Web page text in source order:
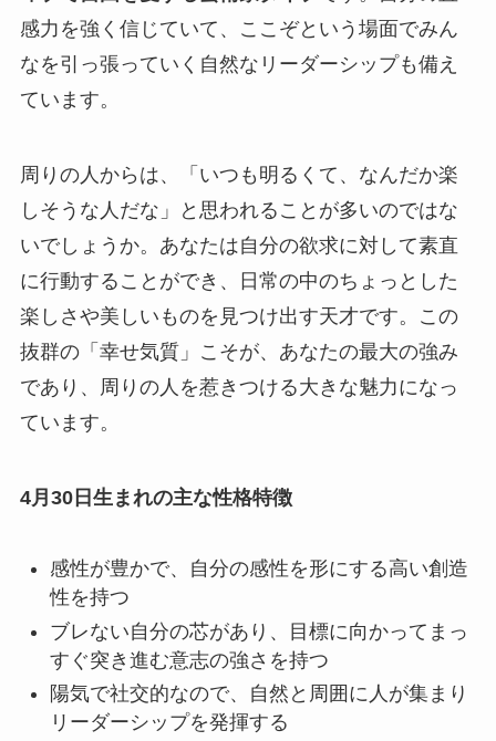
感力を強く信じていて、ここぞという場面でみん
なを引っ張っていく自然なリーダーシップも備え
ています。
周りの人からは、「いつも明るくて、なんだか楽
しそうな人だな」と思われることが多いのではな
いでしょうか。あなたは自分の欲求に対して素直
に行動することができ、日常の中のちょっとした
楽しさや美しいものを見つけ出す天才です。この
抜群の「幸せ気質」こそが、あなたの最大の強み
であり、周りの人を惹きつける大きな魅力になっ
ています。
4月30日生まれの主な性格特徴
感性が豊かで、自分の感性を形にする高い創造
性を持つ
ブレない自分の芯があり、目標に向かってまっ
すぐ突き進む意志の強さを持つ
陽気で社交的なので、自然と周囲に人が集まり
リーダーシップを発揮する